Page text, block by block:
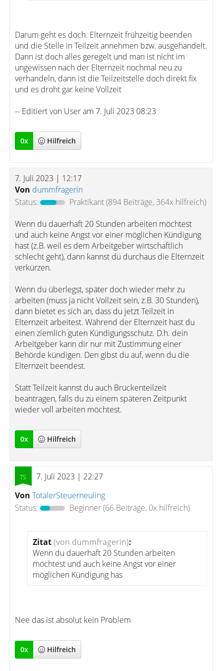
Darum geht es doch. Elternzeit frühzeitig beenden
und die Stelle in Teilzeit annehmen bzw. ausgehandelt.
Dann ist doch alles geregelt und man ist nicht im
ungewissen nach der Elternzeit nochmal neu zu
verhandeln, dann ist die Teilzeitstelle doch direkt fix
und es droht gar keine Vollzeit
-- Editiert von User am 7. Juli 2023 08:23
0x Hilfreich
7. Juli 2023 | 12:17
Von dummfragerin
Status:
Praktikant(894 Beiträge, 364x hilfreich)
Wenn du dauerhaft 20 Stunden arbeiten möchtest
und auch keine Angst vor einer möglichen Kündigung
hast (z.B. weil es dem Arbeitgeber wirtschaftlich
schlecht geht), dann kannst du durchaus die Elternzeit
verkürzen.
Wenn du überlegst, später doch wieder mehr zu
arbeiten (muss ja nicht Vollzeit sein, z.B. 30 Stunden),
dann bietet es sich an, dass du jetzt Teilzeit in
Elternzeit arbeitest. Während der Elternzeit hast du
einen ziemlich guten Kündigungsschutz. D.h. dein
Arbeitgeber kann dir nur mit Zustimmung einer
Behörde kündigen. Den gibst du auf, wenn du die
Elternzeit beendest.
Statt Teilzeit kannst du auch Brückenteilzeit
beantragen, falls du zu einem späteren Zeitpunkt
wieder voll arbeiten möchtest.
0x Hilfreich
7. Juli 2023 | 22:27
Von TotalerSteuerneuling
Status:
Beginner(66 Beiträge, 0x hilfreich)
Zitat(von dummfragerin):
Wenn du dauerhaft 20 Stunden arbeiten
möchtest und auch keine Angst vor einer
möglichen Kündigung has
Nee das ist absolut kein Problem
0x Hilfreich